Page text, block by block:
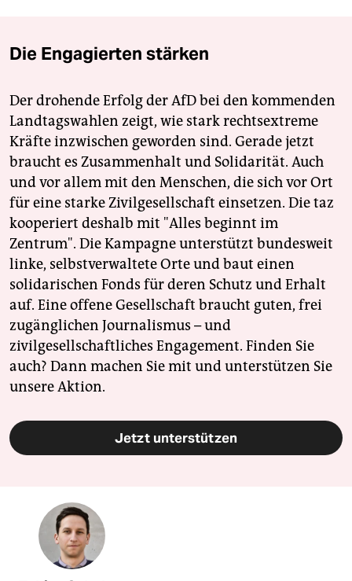
Die Engagierten stärken
Der drohende Erfolg der AfD bei den kommenden
Landtagswahlen zeigt, wie stark rechtsextreme
Kräfte inzwischen geworden sind. Gerade jetzt
braucht es Zusammenhalt und Solidarität. Auch
und vor allem mit den Menschen, die sich vor Ort
für eine starke Zivilgesellschaft einsetzen. Die taz
kooperiert deshalb mit "Alles beginnt im
Zentrum". Die Kampagne unterstützt bundesweit
linke, selbstverwaltete Orte und baut einen
solidarischen Fonds für deren Schutz und Erhalt
auf. Eine offene Gesellschaft braucht guten, frei
zugänglichen Journalismus – und
zivilgesellschaftliches Engagement. Finden Sie
auch? Dann machen Sie mit und unterstützen Sie
unsere Aktion.
Jetzt unterstützen